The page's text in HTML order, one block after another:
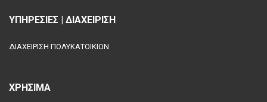
ΥΠΗΡΕΣΙΕΣ | ΔΙΑΧΕΙΡΙΣΗ
ΔΙΑΧΕΙΡΙΣΗ ΠΟΛΥΚΑΤΟΙΚΙΩΝ
ΧΡΗΣΙΜΑ